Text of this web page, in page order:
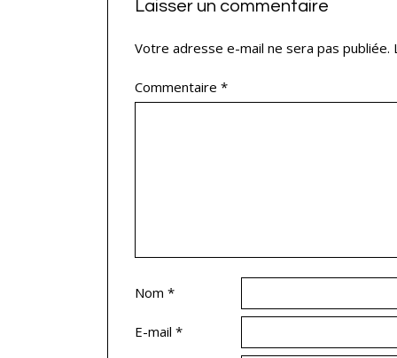
Laisser un commentaire
Votre adresse e-mail ne sera pas publiée.
Commentaire *
Nom *
E-mail *